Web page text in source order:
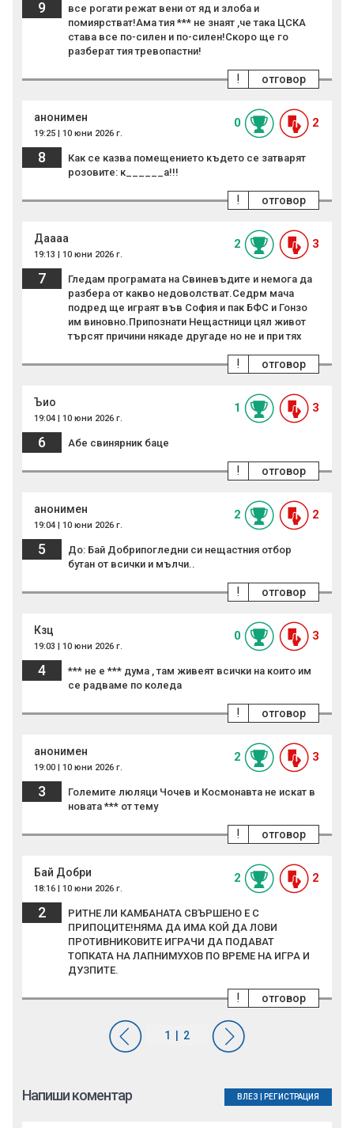
9
все рогати режат вени от яд и злоба и
помиярстват!Ама тия *** не знаят ,че така ЦСКА
става все по-силен и по-силен!Скоро ще го
разберат тия тревопастни!
отговор
!
анонимен
19:25 | 10 юни 2026 г.
0 2
8
Как се казва помещението където се затварят
розовите: к______а!!!
отговор
!
Даааа
19:13 | 10 юни 2026 г.
2 3
7
Гледам програмата на Свиневъдите и немога да
разбера от какво недоволстват.Седрм мача
подред ще играят във София и пак БФС и Гонзо
им виновно.Припознати Нещастници цял живот
търсят причини някаде другаде но не и при тях
отговор
!
Ъио
19:04 | 10 юни 2026 г.
1 3
6 Абе свинярник баце
отговор
!
анонимен
19:04 | 10 юни 2026 г.
2 2
5
До: Бай Добрипогледни си нещастния отбор
бутан от всички и мълчи..
отговор
!
Кзц
19:03 | 10 юни 2026 г.
0 3
4
*** не е *** дума , там живеят всички на които им
се радваме по коледа
отговор
!
анонимен
19:00 | 10 юни 2026 г.
2 3
3
Големите люляци Чочев и Космонавта не искат в
новата *** от тему
отговор
!
Бай Добри
18:16 | 10 юни 2026 г.
2 2
2
РИТНЕ ЛИ КАМБАНАТА СВЪРШЕНО Е С
ПРИПОЦИТЕ!НЯМА ДА ИМА КОЙ ДА ЛОВИ
ПРОТИВНИКОВИТЕ ИГРАЧИ ДА ПОДАВАТ
ТОПКАТА НА ЛАПНИМУХОВ ПО ВРЕМЕ НА ИГРА И
ДУЗПИТЕ.
отговор
!
Напиши коментар ВЛЕЗ РЕГИСТРАЦИЯ